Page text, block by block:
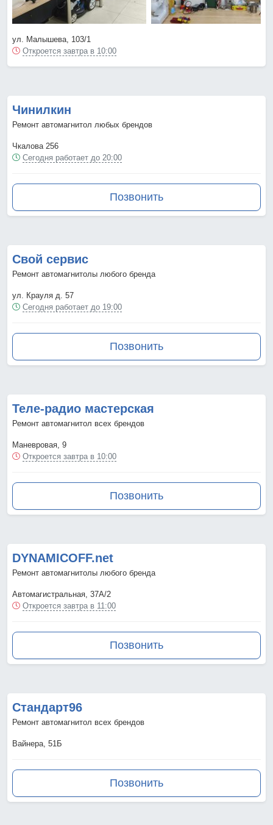
ул. Малышева, 103/1
Откроется завтра в 10:00
Чинилкин
Ремонт автомагнитол любых брендов
Чкалова 256
Сегодня работает до 20:00
Позвонить
Свой сервис
Ремонт автомагнитолы любого бренда
ул. Крауля д. 57
Сегодня работает до 19:00
Позвонить
Теле-радио мастерская
Ремонт автомагнитол всех брендов
Маневровая, 9
Откроется завтра в 10:00
Позвонить
DYNAMICOFF.net
Ремонт автомагнитолы любого бренда
Автомагистральная, 37А/2
Откроется завтра в 11:00
Позвонить
Стандарт96
Ремонт автомагнитол всех брендов
Вайнера, 51Б
Позвонить